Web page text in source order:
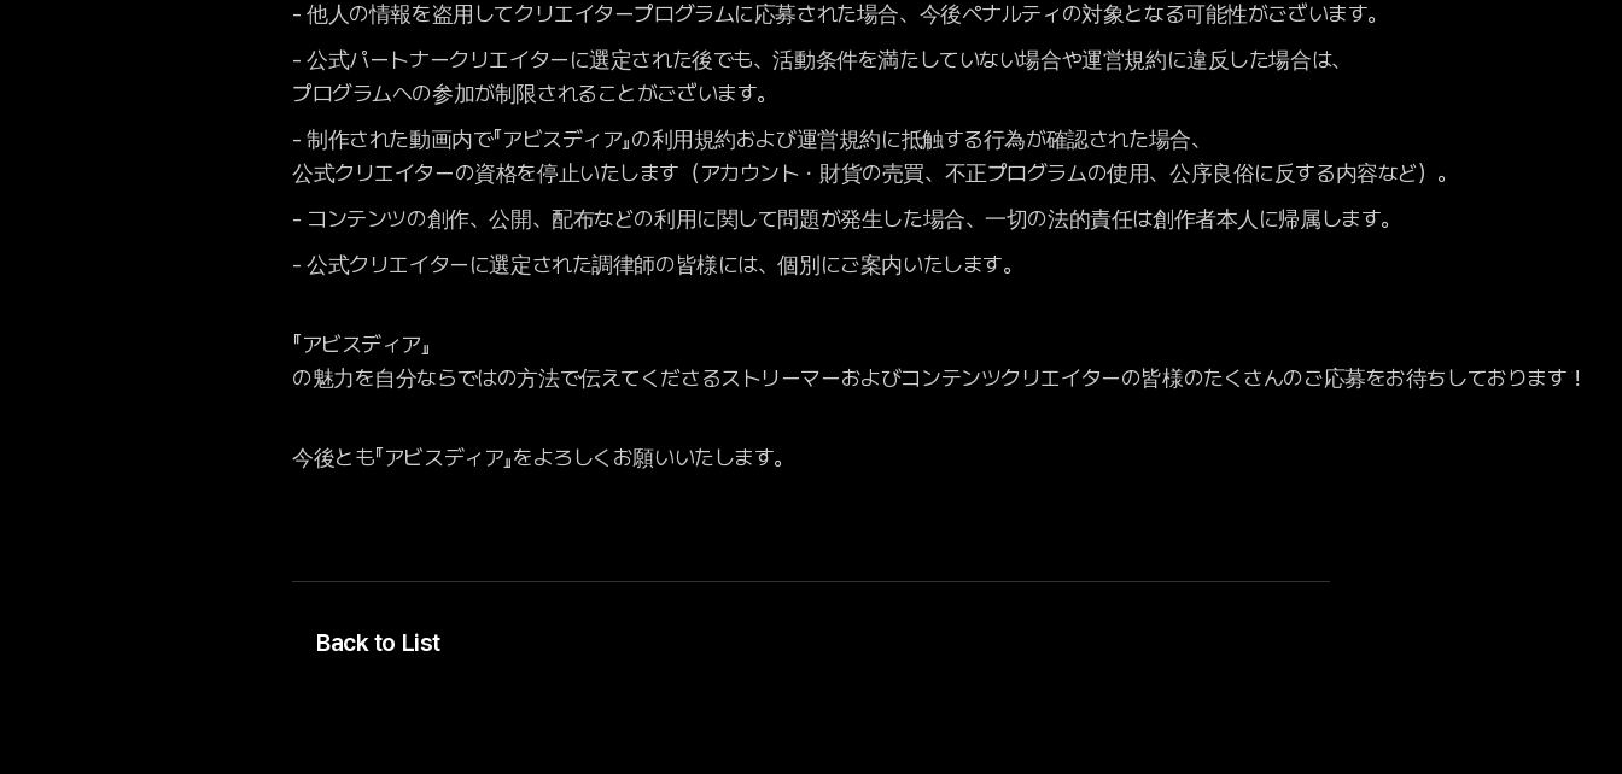
- 他人の情報を盗用してクリエイタープログラムに応募された場合、今後ペナルティの対象となる可能性がございます。
- 公式パートナークリエイターに選定された後でも、活動条件を満たしていない場合や運営規約に違反した場合は、
プログラムへの参加が制限されることがございます。
- 制作された動画内で『アビスディア』の利用規約および運営規約に抵触する行為が確認された場合、
公式クリエイターの資格を停止いたします（アカウント・財貨の売買、不正プログラムの使用、公序良俗に反する内容など）。
- コンテンツの創作、公開、配布などの利用に関して問題が発生した場合、一切の法的責任は創作者本人に帰属します。
- 公式クリエイターに選定された調律師の皆様には、個別にご案内いたします。
『アビスディア』
の魅力を自分ならではの方法で伝えてくださるストリーマーおよびコンテンツクリエイターの皆様のたくさんのご応募をお待ちしております！
今後とも『アビスディア』をよろしくお願いいたします。
Back to List